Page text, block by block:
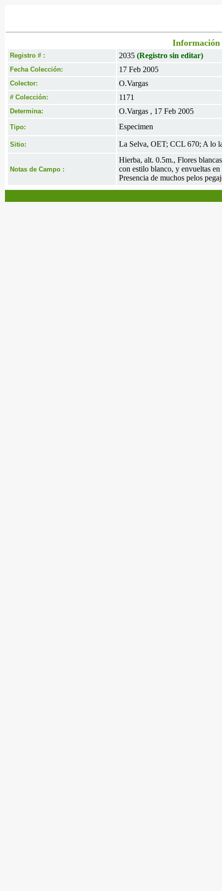
Información
Registro # : 2035 (Registro sin editar)
Fecha Colección: 17 Feb 2005
Colector: O.Vargas
# Colección: 1171
Determina: O.Vargas , 17 Feb 2005
Tipo: Especimen
Sitio: La Selva, OET; CCL 670; A lo
Notas de Campo :
Hierba, alt. 0.5m., Flores
con estilo blanco, y envueltas
Presencia de muchos pelos